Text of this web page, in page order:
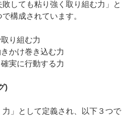
敗しても粘り強く取り組む力」と
構成されています。
り組む力
かけ巻き込む力
実に行動する力
)
力」として定義され、以下３つで